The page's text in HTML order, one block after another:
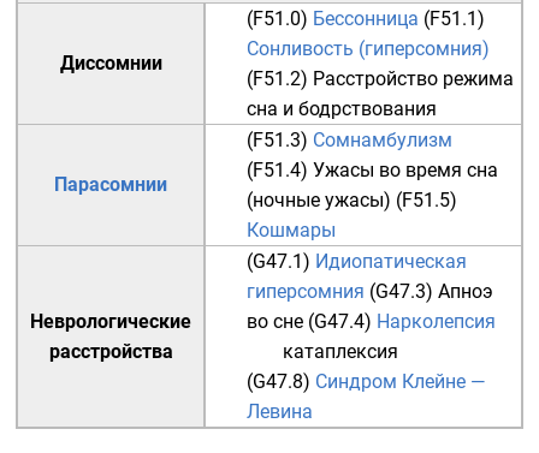
Диссомнии
(F51.0) Бессонница (F51.1)
Сонливость (гиперсомния)
(F51.2) Расстройство режима
сна и бодрствования
Парасомнии
(F51.3) Сомнамбулизм
(F51.4) Ужасы во время сна
(ночные ужасы) (F51.5)
Кошмары
Неврологические
расстройства
(G47.1) Идиопатическая
гиперсомния (G47.3) Апноэ
во сне (G47.4) Нарколепсия
катаплексия
(G47.8) Синдром Клейне —
Левина